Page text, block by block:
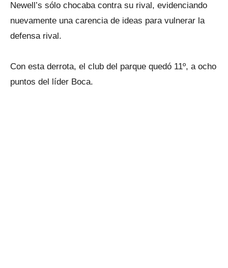
Newell’s sólo chocaba contra su rival, evidenciando
nuevamente una carencia de ideas para vulnerar la
defensa rival.
Con esta derrota, el club del parque quedó 11º, a ocho
puntos del líder Boca.